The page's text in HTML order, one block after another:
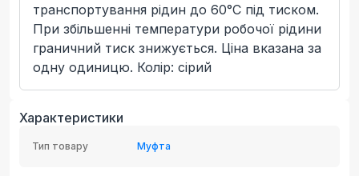
транспортування рідин до 60°C під тиском.
При збільшенні температури робочої рідини
граничний тиск знижується. Ціна вказана за
одну одиницю. Колір: сірий
Характеристики
Тип товару Муфта